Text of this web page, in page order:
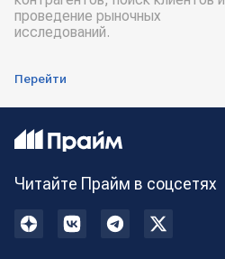
проведение рыночных
исследований.
Перейти
Читайте Прайм в соцсетях